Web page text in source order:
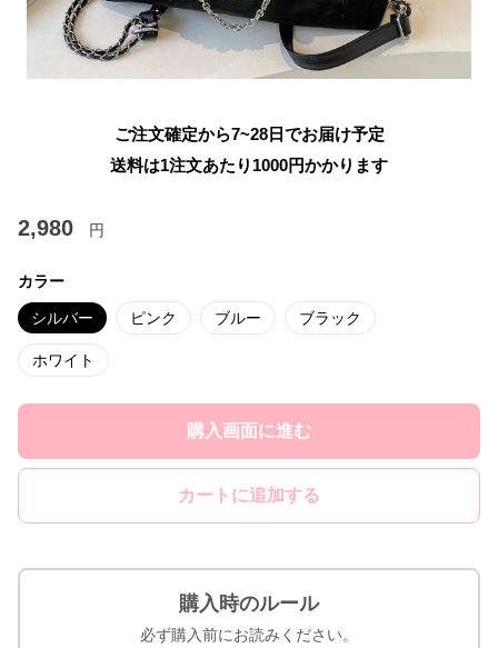
ご注文確定から7~28日でお届け予定
送料は1注文あたり 1000円かかります
2,980 円
カラー
シルバー ピンク ブルー ブラック
ホワイト
購入画面に進む
カートに追加する
購入時のルール
必ず購入前にお読みください。